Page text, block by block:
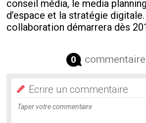
conseil média, le media
d’espace et la stratégie
collaboration démarrera dès
0 commentaire
Ecrire un commentaire